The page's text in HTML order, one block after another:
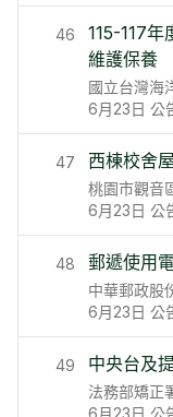
46
115-117
維護保養
國立台灣海
6月23日 公
47 西棟校舍
桃園市觀音
6月23日 公
48 郵遞使用
中華郵政股
6月23日 公
49 中央台及
法務部矯正
6月23日 公